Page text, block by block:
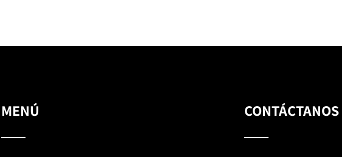
MENÚ CONTÁCTANOS